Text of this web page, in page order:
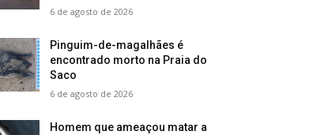
6 de agosto de 2026
Pinguim-de-magalhães é
encontrado morto na Praia do
Saco
6 de agosto de 2026
Homem que ameaçou matar a